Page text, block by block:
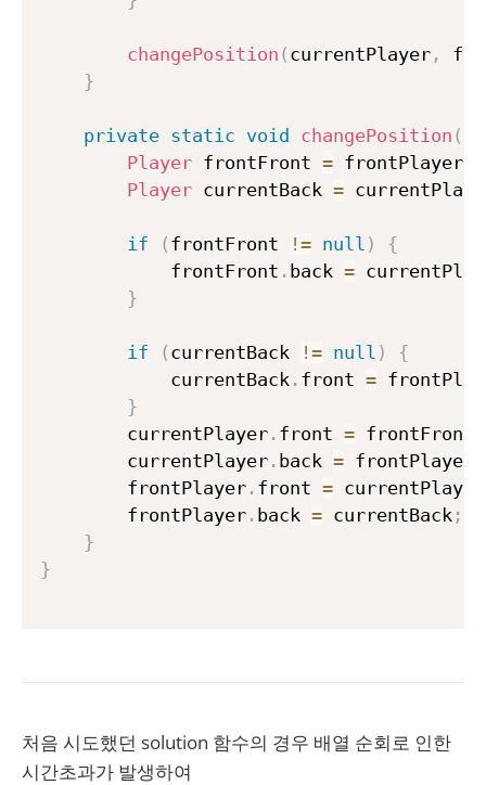
changePosition ( currentPlayer ,
}
private static void changePosition (
Player frontFront = frontPlayer
Player currentBack =
if ( frontFront != null )
{
            frontFront
. back =
}
if ( currentBack != null )
{
            currentBack
. front =
}
        currentPlayer
. front = frontFront
        currentPlayer
. back = frontPlayer
        frontPlayer
. front = currentPlayer
        frontPlayer
. back = currentBack ;
}
}
처음 시도했던 solution 함수의 경우 배열 순회로 인한
시간초과가 발생하여